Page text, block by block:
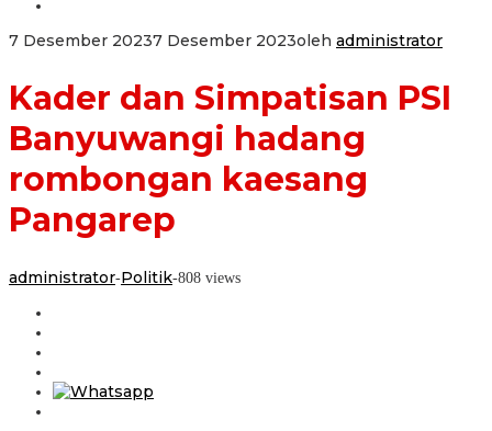
7 Desember 20237 Desember 2023oleh administrator
Kader dan Simpatisan PSI
Banyuwangi hadang
rombongan kaesang
Pangarep
administrator-Politik-808 views